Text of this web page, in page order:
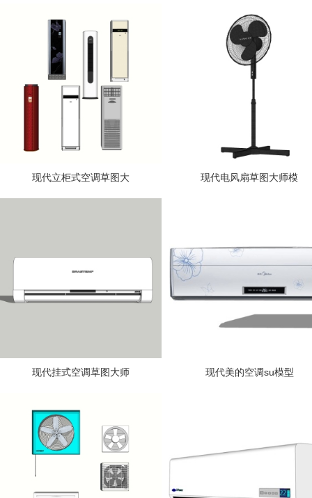
现代立柜式空调草图大 现代电风扇草图大师模
现代挂式空调草图大师 现代美的空调su模型